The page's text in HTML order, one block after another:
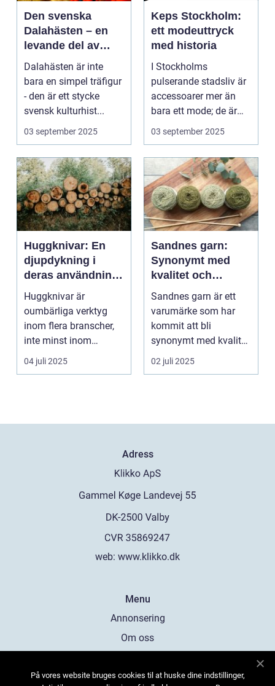
Den svenska
Dalahästen – en
levande del av
Sveriges
kulturhistoria.
Dalahästen är inte
bara en simpel träfigur
- den är ett stycke
svensk kulturhist...
03 september 2025
Keps Stockholm:
ett modeuttryck
med historia
I Stockholms
pulserande stadsliv är
accessoarer mer än
bara ett mode; de är
uttryck f...
03 september 2025
Huggknivar: En
djupdykning i
deras användning
och betydelse
Huggknivar är
oumbärliga verktyg
inom flera branscher,
inte minst inom
skogsindustrin och ...
04 juli 2025
Sandnes garn:
Synonymt med
kvalitet och
tradition
Sandnes garn är ett
varumärke som har
kommit att bli
synonymt med kvalitet
och tradition i...
02 juli 2025
Adress
web: www.klikko.dk
Menu
Annonsering
Om oss
Kontakta oss
På vores website bruges cookies til at huske dine indstillinger,